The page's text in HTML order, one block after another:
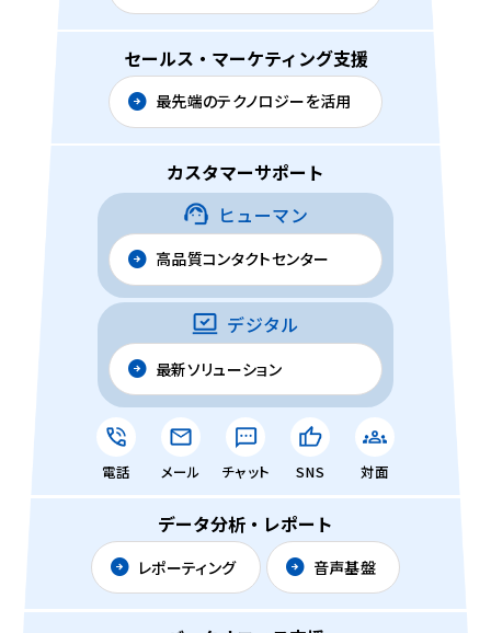
セールス・マーケティング支援
最先端のテクノロジーを活用
カスタマーサポート
ヒューマン
高品質コンタクトセンター
デジタル
最新ソリューション
電話 メール チャット SNS 対面
データ分析・レポート
レポーティング 音声基盤